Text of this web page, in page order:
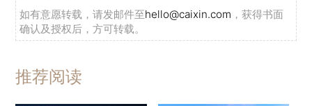
如有意愿转载，请发邮件至hello@caixin.com ，获得书面
确认及授权后，方可转载。
推荐阅读